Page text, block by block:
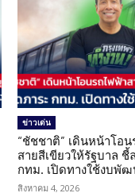
ข่าวเด่น
“ชัชชาติ” เดินหน้าโอ
สายสีเขียวให้รัฐบาล ชี้
กทม. เปิดทางใช้งบพัฒ
สิงหาคม 4, 2026